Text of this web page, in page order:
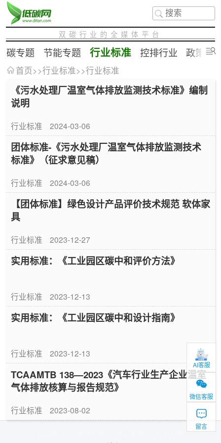
双碳行业的全媒体平台
碳专题 节能专题 行业标准 控排行业 政策补
首页>>行业标准>>行业标准
《污水处理厂温室气体排放监测技术标准》编制
说明
行业标准 2024-03-06
团体标准-《污水处理厂温室气体排放监测技术
标准》（征求意见稿）
行业标准 2024-03-06
【团体标准】绿色设计产品评价技术规范 软体家
具
行业标准 2023-12-27
实用标准：《工业园区碳中和评价方法》
行业标准 2023-12-13
实用标准：《工业园区碳中和设计指南》
行业标准 2023-12-13
TCAAMTB 138—2023《汽车行业生产企业温室
气体排放核算与报告规范》
行业标准 2023-08-02
AI客服
微信客服
留言